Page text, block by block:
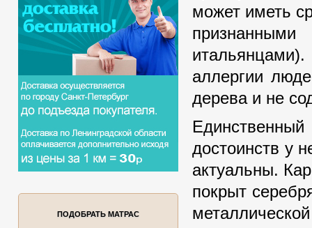
может иметь
аллергии
дерева и не
достоинств у
актуальны.
покрыт
ПОДОБРАТЬ МАТРАС